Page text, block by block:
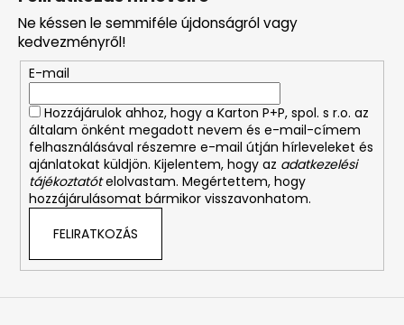
Ne késsen le semmiféle újdonságról vagy
kedvezményről!
E-mail
Hozzájárulok ahhoz, hogy a Karton P+P, spol. s r.o. az
általam önként megadott nevem és e-mail-címem
felhasználásával részemre e-mail útján hírleveleket és
ajánlatokat küldjön. Kijelentem, hogy az adatkezelési
tájékoztatótelolvastam. Megértettem, hogy
hozzájárulásomat bármikor visszavonhatom.
FELIRATKOZÁS